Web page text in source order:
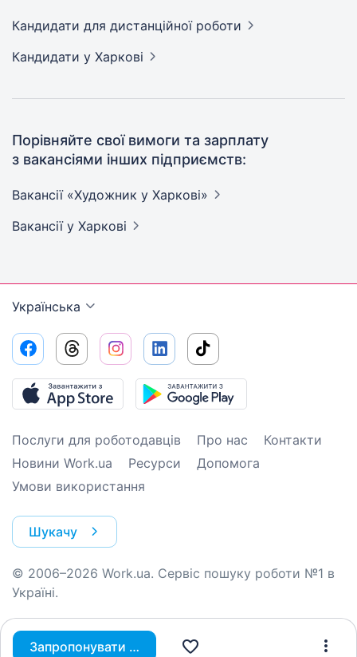
Запропонувати вакансію
Кандидати для дистанційної роботи
Кандидати у Харкові
Порівняйте свої вимоги та зарплату
з вакансіями інших підприємств:
Вакансії «Художник у Харкові»
Вакансії у Харкові
Українська
Послуги для роботодавців Про нас
Контакти
Новини Work.ua
Ресурси
Допомога
Умови використання
Шукачу
© 2006–2026 Work.ua. Сервіс пошуку роботи №1 в
Україні.